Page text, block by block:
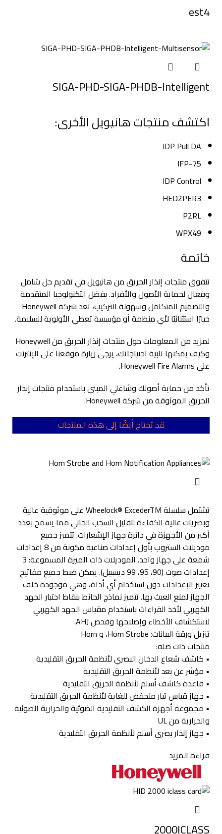
est4
SIGA-PHD-SIGA-PHDB-Intelligent
اكتشف منتجات هانيويل الأخرى:
IDP Pull DA
IFP-75
IDP Control
HED2PER3
P2RL
WPX49
خاتمة
تتفوق منتجات إنذار الحريق من هانيويل في تقديم حل شامل
وفعال لحماية الأصول والأفراد. بفضل التكنولوجيا المتقدمة
والتصميم المتكامل وسهولة التركيب، تعد شركة Honeywell
خيارًا استثنائيًا لأي منظمة أو مؤسسة تعطي الأولوية للسلامة.
لمزيد من المعلومات حول منتجات إنذار الحريق من Honeywell
وكيف يمكنها تلبية احتياجاتك، يرجى زيارة موقعنا على الإنترنت
على Honeywell Fire Alarms.
تأكد من حماية أصولك وشاغلي المبنى باستخدام منتجات إنذار
الحريق الموثوقة من شركة Honeywell.
قد تحتاج أيضًا إلى هذه المنتجات
تشتمل سلسلة Wheelock® ExcederTM على موثوقية عالية
وبصريات عالية الكفاءة لتقليل السحب الحالي مما يسمح بعدد
أكبر من الأجهزة في دائرة جهاز الإشعارات. تتميز جميع
موديلات الستروب بأول إعدادات صناعية مكونة من 8 إعدادات
شمعة على جهاز واحد. الموديلات ذات الميزة المسموعة: 3
إعدادات صوت (90، 95، 99 ديسيبل). يمكن ضبط جميع مفاتيح
تغيير الإعدادات دون استخدام أي أداة، وهي موجودة خلف
الجهاز لمنع العبث بها. تتميز نماذج الحائط بنقاط اختبار الجهد
الكهربي لأخذ القراءات باستخدام مقياس الجهد الكهربي
لاستكشاف الأخطاء وإصلاحها وفحص AHJ.
تنزيل ورقة البيانات:Horn Strobe، و Horn
منتجات ذات صله:
• كاشف شعاع الدخان البصري لأنظمة الحريق التقليدية
• مؤشر عن بعد لأنظمة الحريق التقليدية
• قاعدة كاشف أسلم لأنظمة الحريق التقليدية
• جهاز قياس تيار منخفض للغاية لأنظمة الحريق التقليدية
• مجموعة أجهزة الكشف التقليدية الضوئية والحرارية الضوئية
والحرارية من UL
• جهاز إنذار بصري أسلم لأنظمة الحريق التقليدية
قراءة المزيد
2000ICLASS